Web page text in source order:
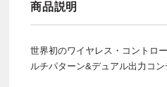
商品説明
世界初のワイヤレス・コントロ
ルチパターン&デュアル出力コン